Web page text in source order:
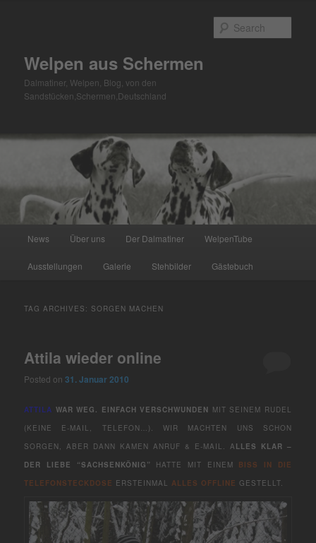
Welpen aus Schermen
Dalmatiner, Welpen, Blog, von den
Sandstücken,Schermen,Deutschland
News Über uns Der Dalmatiner WelpenTube
Ausstellungen Galerie Stehbilder Gästebuch
TAG ARCHIVES: SORGEN MACHEN
Attila wieder online
Posted on31. Januar 2010
ATTILA WAR WEG. EINFACH VERSCHWUNDEN MIT SEINEM RUDEL
(KEINE E-MAIL, TELEFON…). WIR MACHTEN UNS SCHON
SORGEN, ABER DANN KAMEN ANRUF & E-MAIL. A LLES KLAR –
DER LIEBE “SACHSENKÖNIG”
HATTE MIT EINEM BISS IN DIE
TELEFONSTECKDOSE ERSTEINMALALLES OFFLINE GESTELLT.